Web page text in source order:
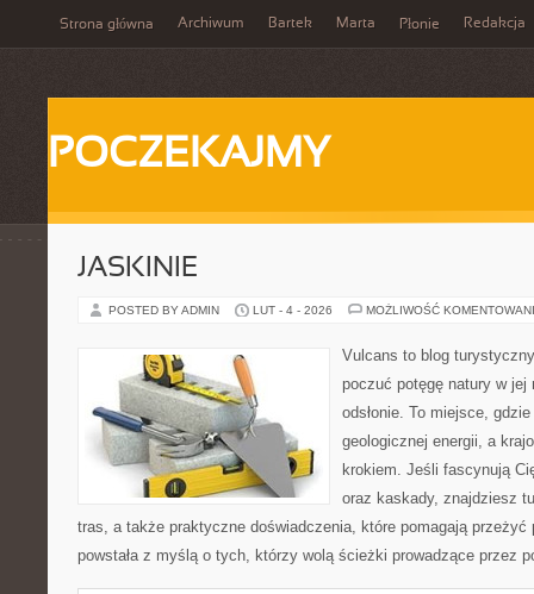
Strona główna Archiwum Bartek Marta Płonie Redakcja
POCZEKAJMY
JASKINIE
POSTED BY ADMIN LUT - 4 - 2026 MOŻLIWOŚĆ
Vulcans to blog
poczuć potęgę natury w jej
odsłonie. To miejsce,
geologicznej energii, a
krokiem. Jeśli fascynują
oraz kaskady, znajdziesz
tras, a także praktyczne doświadczenia, które pomagają przeżyć
powstała z myślą o tych, którzy wolą ścieżki prowadzące przez